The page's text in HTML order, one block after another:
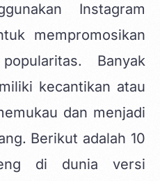
Instagram
mempromosikan
Banyak
kecantikan atau
dan menjadi
Berikut adalah 10
di dunia versi